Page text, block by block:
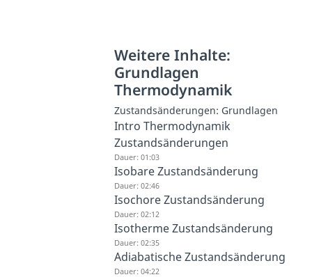
Weitere Inhalte:
Grundlagen
Thermodynamik
Zustandsänderungen: Grundlagen
Intro Thermodynamik
Zustandsänderungen
Dauer: 01:03
Isobare Zustandsänderung
Dauer: 02:46
Isochore Zustandsänderung
Dauer: 02:12
Isotherme Zustandsänderung
Dauer: 02:35
Adiabatische Zustandsänderung
Dauer: 04:22